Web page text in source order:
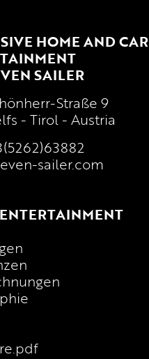
HOME AND CAR
SAILER
Straße 9
- Tirol - Austria
sailer.com